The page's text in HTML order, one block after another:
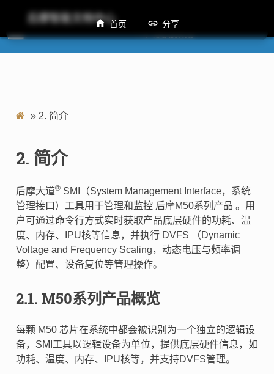
后摩智能文档中心
M50 SMI工具使用指南
» 2. 简介
2. 简介
后摩大道®SMI（System Management Interface，系统
管理接口）工具用于管理和监控 后摩M50系列产品 。用
户可通过命令行方式实时获取产品底层硬件的功耗、温
度、内存、IPU核等信息，并执行 DVFS （Dynamic
Voltage and Frequency Scaling，动态电压与频率调
整）配置、设备复位等管理操作。
2.1. M50系列产品概览
每颗 M50 芯片在系统中都会被识别为一个独立的逻辑设
备，SMI工具以逻辑设备为单位，提供底层硬件信息，如
功耗、温度、内存、IPU核等，并支持DVFS管理。
首页 分享